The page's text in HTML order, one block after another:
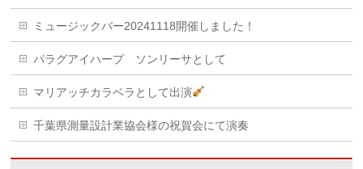
ミュージックバー20241118開催しました！
パラグアイハープ ソンリーサとして
マリアッチカラベラとして出演
千葉県測量設計業協会様の祝賀会にて演奏